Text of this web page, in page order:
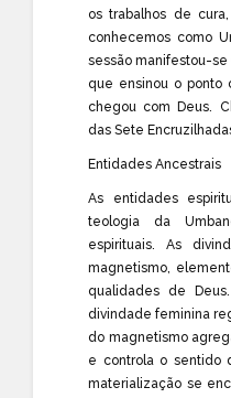
os trabalhos de
conhecemos como
sessão manifestou-se
que ensinou o ponto
chegou com Deus.
das Sete
Entidades Ancestrais
As entidades
teologia da
espirituais. As
magnetismo,
qualidades de
divindade feminina
do magnetismo
e controla o sentido
materialização se